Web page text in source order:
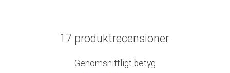
17 produktrecensioner
Genomsnittligt betyg